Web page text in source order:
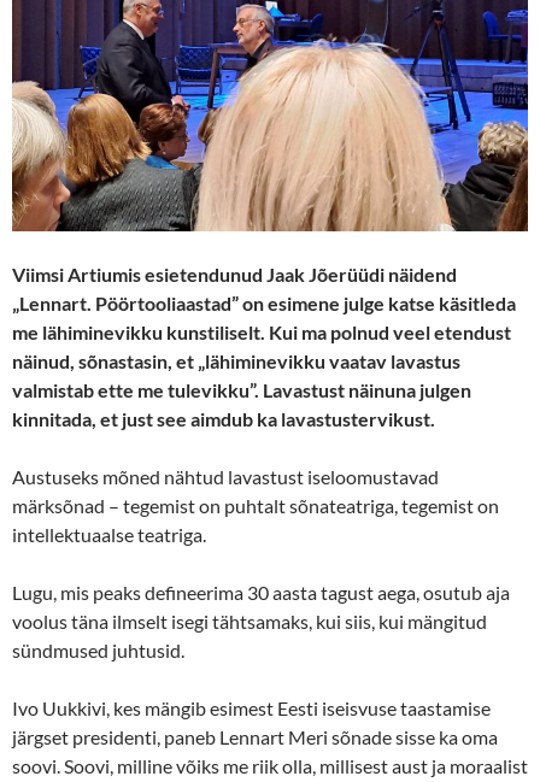
Viimsi Artiumis esietendunud Jaak Jõerüüdi näidend
„Lennart. Pöörtooliaastad” on esimene julge katse käsitleda
me lähiminevikku kunstiliselt. Kui ma polnud veel etendust
näinud, sõnastasin, et „lähiminevikku vaatav lavastus
valmistab ette me tulevikku”. Lavastust näinuna julgen
kinnitada, et just see aimdub ka lavastustervikust.
Austuseks mõned nähtud lavastust iseloomustavad
märksõnad – tegemist on puhtalt sõnateatriga, tegemist on
intellektuaalse teatriga.
Lugu, mis peaks defineerima 30 aasta tagust aega, osutub aja
voolus täna ilmselt isegi tähtsamaks, kui siis, kui mängitud
sündmused juhtusid.
Ivo Uukkivi, kes mängib esimest Eesti iseisvuse taastamise
järgset presidenti, paneb Lennart Meri sõnade sisse ka oma
soovi. Soovi, milline võiks me riik olla, millisest aust ja moraalist